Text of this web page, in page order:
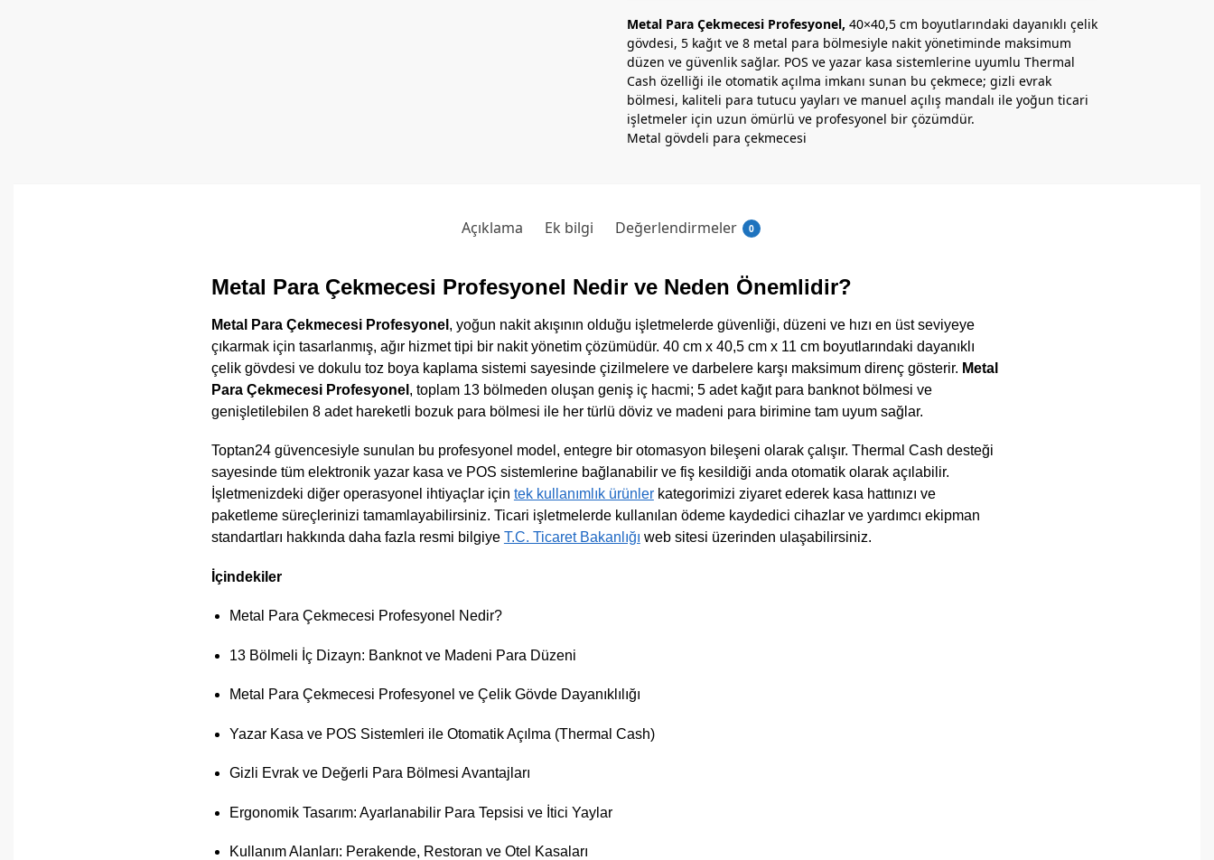
Metal Para Çekmecesi Profesyonel, 40×40,5 cm boyutlarındaki dayanıklı çelik
gövdesi, 5 kağıt ve 8 metal para bölmesiyle nakit yönetiminde maksimum
düzen ve güvenlik sağlar. POS ve yazar kasa sistemlerine uyumlu Thermal
Cash özelliği ile otomatik açılma imkanı sunan bu çekmece; gizli evrak
bölmesi, kaliteli para tutucu yayları ve manuel açılış mandalı ile yoğun ticari
işletmeler için uzun ömürlü ve profesyonel bir çözümdür.
Metal gövdeli para çekmecesi
Açıklama Ek bilgi Değerlendirmeler 0
Metal Para Çekmecesi Profesyonel Nedir ve Neden Önemlidir?
Metal Para Çekmecesi Profesyonel , yoğun nakit akışının olduğu işletmelerde güvenliği, düzeni ve hızı en üst seviyeye
çıkarmak için tasarlanmış, ağır hizmet tipi bir nakit yönetim çözümüdür. 40 cm x 40,5 cm x 11 cm boyutlarındaki dayanıklı
çelik gövdesi ve dokulu toz boya kaplama sistemi sayesinde çizilmelere ve darbelere karşı maksimum direnç gösterir. Metal
Para Çekmecesi Profesyonel , toplam 13 bölmeden oluşan geniş iç hacmi; 5 adet kağıt para banknot bölmesi ve
genişletilebilen 8 adet hareketli bozuk para bölmesi ile her türlü döviz ve madeni para birimine tam uyum sağlar.
Toptan24 güvencesiyle sunulan bu profesyonel model, entegre bir otomasyon bileşeni olarak çalışır. Thermal Cash desteği
sayesinde tüm elektronik yazar kasa ve POS sistemlerine bağlanabilir ve fiş kesildiği anda otomatik olarak açılabilir.
İşletmenizdeki diğer operasyonel ihtiyaçlar için tek kullanımlık ürünlerkategorimizi ziyaret ederek kasa hattınızı ve
paketleme süreçlerinizi tamamlayabilirsiniz. Ticari işletmelerde kullanılan ödeme kaydedici cihazlar ve yardımcı ekipman
standartları hakkında daha fazla resmi bilgiye T.C. Ticaret Bakanlığı web sitesi üzerinden ulaşabilirsiniz.
İçindekiler
Metal Para Çekmecesi Profesyonel Nedir?
13 Bölmeli İç Dizayn: Banknot ve Madeni Para Düzeni
Metal Para Çekmecesi Profesyonel ve Çelik Gövde Dayanıklılığı
Yazar Kasa ve POS Sistemleri ile Otomatik Açılma (Thermal Cash)
Gizli Evrak ve Değerli Para Bölmesi Avantajları
Ergonomik Tasarım: Ayarlanabilir Para Tepsisi ve İtici Yaylar
Kullanım Alanları: Perakende, Restoran ve Otel Kasaları